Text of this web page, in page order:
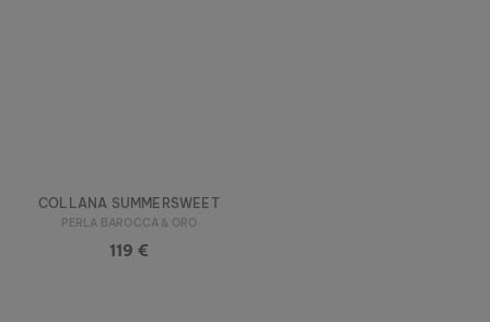
COLLANA SUMMERSWEET
PERLA BAROCCA & ORO
119 €